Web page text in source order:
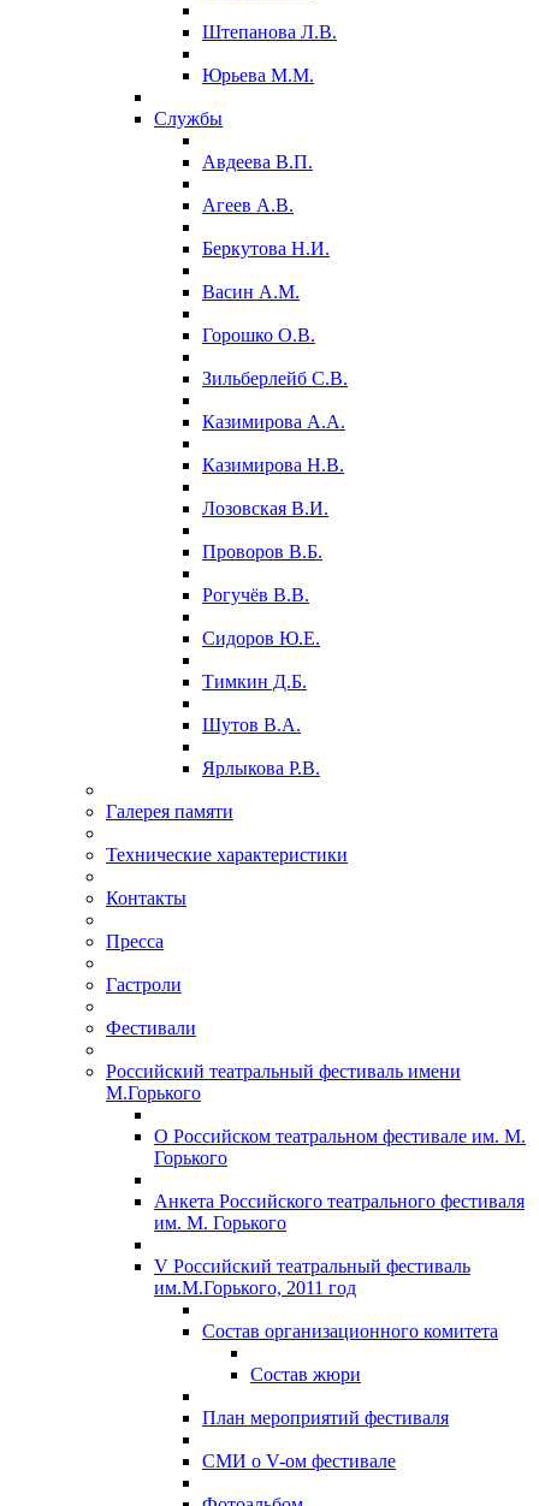
Штепанова Л.В.
Юрьева М.М.
Службы
Авдеева В.П.
Агеев А.В.
Беркутова Н.И.
Васин А.М.
Горошко О.В.
Зильберлейб С.В.
Казимирова А.А.
Казимирова Н.В.
Лозовская В.И.
Проворов В.Б.
Рогучёв В.В.
Сидоров Ю.Е.
Тимкин Д.Б.
Шутов В.А.
Ярлыкова Р.В.
Галерея памяти
Технические характеристики
Контакты
Пресса
Гастроли
Фестивали
Российский театральный фестиваль имени
М.Горького
О Российском театральном фестивале им. М.
Горького
Анкета Российского театрального фестиваля
им. М. Горького
V Российский театральный фестиваль
им.М.Горького, 2011 год
Состав организационного комитета
Состав жюри
План мероприятий фестиваля
СМИ о V-ом фестивале